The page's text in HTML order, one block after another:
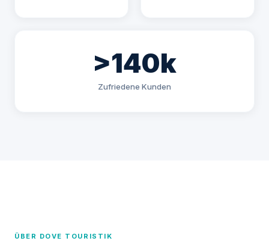
>140k
Zufriedene Kunden
ÜBER DOVE TOURISTIK